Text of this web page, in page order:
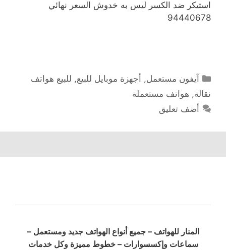
استيكر ضد الكسر ليس به خدوش السعر نهائي
94440678
التصنيفات
آيفون مستعمل, أجهزة موبايل للبيع, للبيع هواتف
نقالة, هواتف مستعملة
أضف تعليق
المنار للهواتف – جميع أنواع الهواتف جديد ومستعمل –
سماعات وإكسسوارات – خطوط مميزة وكل خدمات